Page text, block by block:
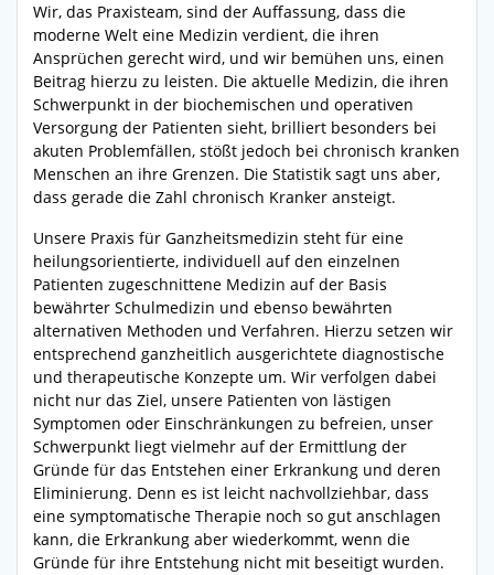
Wir, das Praxisteam, sind der Auffassung, dass die
moderne Welt eine Medizin verdient, die ihren
Ansprüchen gerecht wird, und wir bemühen uns, einen
Beitrag hierzu zu leisten. Die aktuelle Medizin, die ihren
Schwerpunkt in der biochemischen und operativen
Versorgung der Patienten sieht, brilliert besonders bei
akuten Problemfällen, stößt jedoch bei chronisch kranken
Menschen an ihre Grenzen. Die Statistik sagt uns aber,
dass gerade die Zahl chronisch Kranker ansteigt.
Unsere Praxis für Ganzheitsmedizin steht für eine
heilungsorientierte, individuell auf den einzelnen
Patienten zugeschnittene Medizin auf der Basis
bewährter Schulmedizin und ebenso bewährten
alternativen Methoden und Verfahren. Hierzu setzen wir
entsprechend ganzheitlich ausgerichtete diagnostische
und therapeutische Konzepte um. Wir verfolgen dabei
nicht nur das Ziel, unsere Patienten von lästigen
Symptomen oder Einschränkungen zu befreien, unser
Schwerpunkt liegt vielmehr auf der Ermittlung der
Gründe für das Entstehen einer Erkrankung und deren
Eliminierung. Denn es ist leicht nachvollziehbar, dass
eine symptomatische Therapie noch so gut anschlagen
kann, die Erkrankung aber wiederkommt, wenn die
Gründe für ihre Entstehung nicht mit beseitigt wurden.